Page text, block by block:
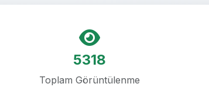
5318
Toplam Görüntülenme